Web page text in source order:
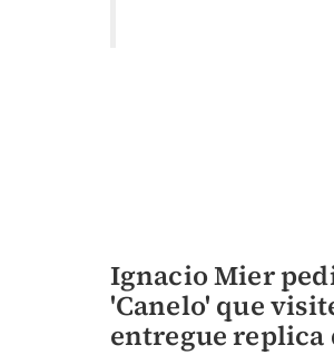
Ignacio Mier
'Canelo' que
entregue